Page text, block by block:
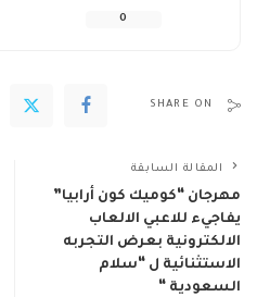
0
SHARE ON
المقالة السابقة
مهرجان “كوميك كون أرابيا”
يفاجيء للاعبي الالعاب
الالكترونية بعرض التجربه
الاستثنائية ل “سلام
السعودية “